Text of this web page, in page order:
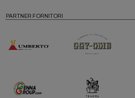
PARTNER FORNITORI